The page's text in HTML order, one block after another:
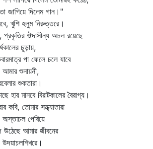
দিলেম গান।"
হলুম নিরুত্তরে।
ঔদাসীন্য অচল রয়েছে
চূড়ায়,
পা ফেলে চলে যাবে
মানবে বিরাটকালের বৈরাগ্য।
তোমার সন্ধ্যাতারা
জীবনের